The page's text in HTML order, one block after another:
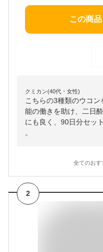
この商
クミカン(40代・女性)
こちらの3種類のウコ
能の働きを助け、二日
にも良く、90日分セッ
。
全てのおす
2